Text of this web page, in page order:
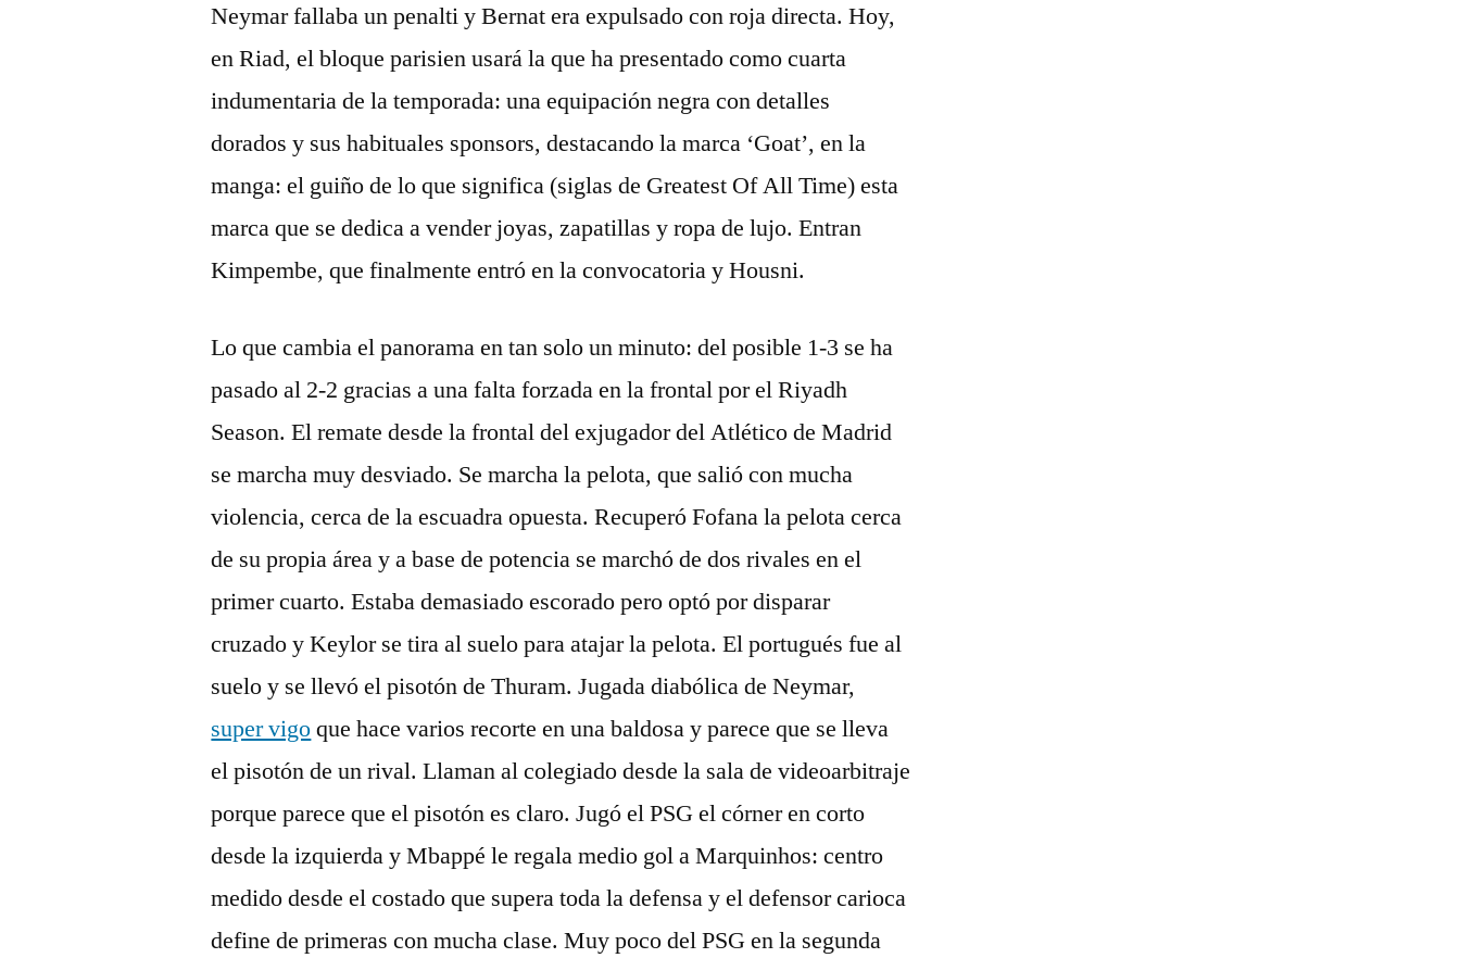
Neymar fallaba un penalti y Bernat era expulsado con roja directa. Hoy,
en Riad, el bloque parisien usará la que ha presentado como cuarta
indumentaria de la temporada: una equipación negra con detalles
dorados y sus habituales sponsors, destacando la marca ‘Goat’, en la
manga: el guiño de lo que significa (siglas de Greatest Of All Time) esta
marca que se dedica a vender joyas, zapatillas y ropa de lujo. Entran
Kimpembe, que finalmente entró en la convocatoria y Housni.
Lo que cambia el panorama en tan solo un minuto: del posible 1-3 se ha
pasado al 2-2 gracias a una falta forzada en la frontal por el Riyadh
Season. El remate desde la frontal del exjugador del Atlético de Madrid
se marcha muy desviado. Se marcha la pelota, que salió con mucha
violencia, cerca de la escuadra opuesta. Recuperó Fofana la pelota cerca
de su propia área y a base de potencia se marchó de dos rivales en el
primer cuarto. Estaba demasiado escorado pero optó por disparar
cruzado y Keylor se tira al suelo para atajar la pelota. El portugués fue al
suelo y se llevó el pisotón de Thuram. Jugada diabólica de Neymar,
super vigoque hace varios recorte en una baldosa y parece que se lleva
el pisotón de un rival. Llaman al colegiado desde la sala de videoarbitraje
porque parece que el pisotón es claro. Jugó el PSG el córner en corto
desde la izquierda y Mbappé le regala medio gol a Marquinhos: centro
medido desde el costado que supera toda la defensa y el defensor carioca
define de primeras con mucha clase. Muy poco del PSG en la segunda